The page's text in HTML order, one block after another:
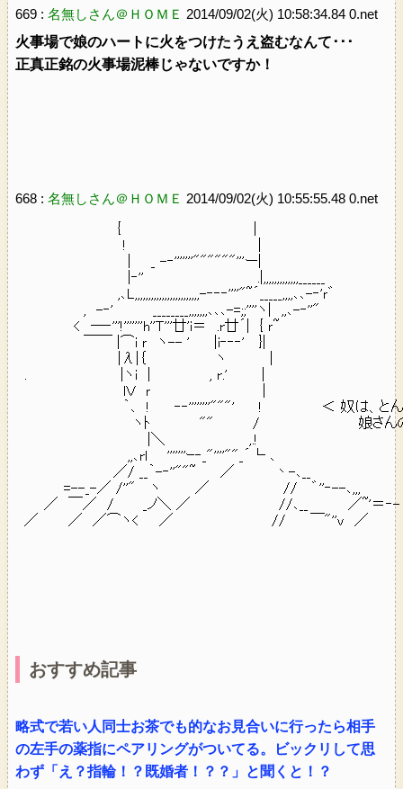
669 : 名無しさん＠ＨＯＭＥ 2014/09/02(火) 10:58:34.84 0.net
火事場で娘のハートに火をつけたうえ盗むなんて･･･
正真正銘の火事場泥棒じゃないですか！
668 : 名無しさん＠ＨＯＭＥ 2014/09/02(火) 10:55:55.48 0.net
おすすめ記事
略式で若い人同士お茶でも的なお見合いに行ったら相手
の左手の薬指にペアリングがついてる。ビックリして思
わず「え？指輪！？既婚者！？？」と聞くと！？